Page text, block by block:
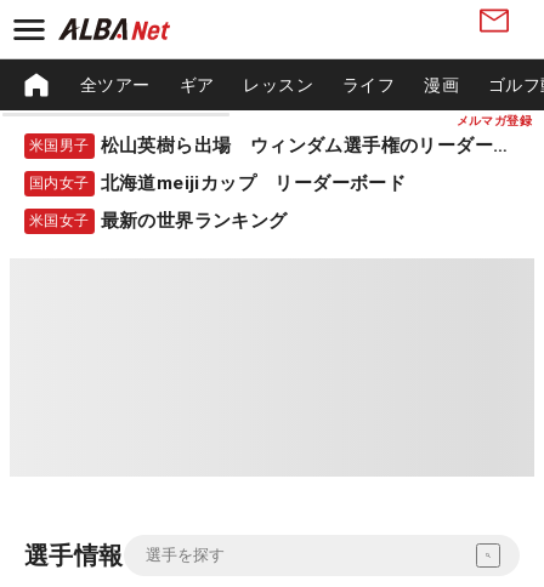
メルマガ登録
全ツアー ギア レッスン ライフ 漫画 ゴル
米国男子 松山英樹ら出場 ウィンダム選手権のリーダーボード
国内女子 北海道meijiカップ リーダーボード
米国女子 最新の世界ランキング
選手情報